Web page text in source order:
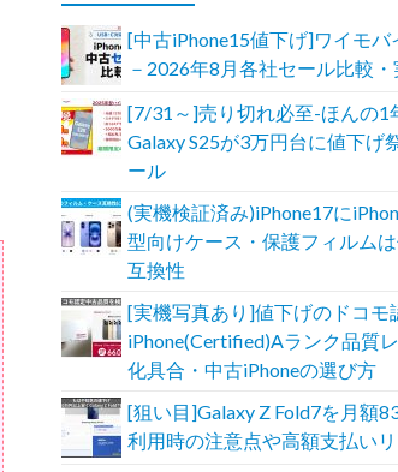
[中古iPhone15値下げ]ワイモ
－2026年8月各社セール比較
[7/31～]売り切れ必至-ほんの1
Galaxy S25が3万円台に値下げ
ール
(実機検証済み)iPhone17に
型向けケース・保護フィルム
互換性
[実機写真あり]値下げのドコモ
iPhone(Certified)Aランク品質
化具合・中古iPhoneの選び方
[狙い目]Galaxy Z Fold7を月額
利用時の注意点や高額支払い